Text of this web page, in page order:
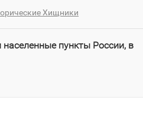
Хищники
населенные пункты России, в